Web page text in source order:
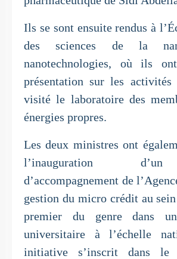
Ils se sont ensuite rendus à
des sciences de la
nanotechnologies, où ils
présentation sur les activités
visité le laboratoire des
énergies propres.
Les deux ministres ont
l’inauguration
d’accompagnement de
gestion du micro crédit au
premier du genre dans
universitaire à l’échelle
initiative s’inscrit dans le